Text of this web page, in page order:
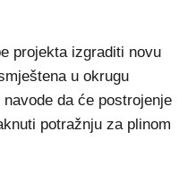
projekta izgraditi novu
u okrugu
da će postrojenje
potražnju za plinom